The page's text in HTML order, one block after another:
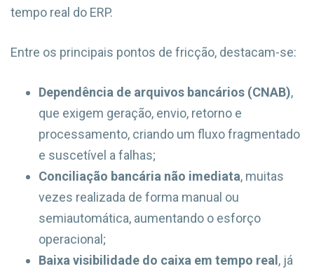
tempo real do ERP.
Entre os principais pontos de fricção, destacam-se:
Dependência de arquivos bancários (CNAB),
que exigem geração, envio, retorno e
processamento, criando um fluxo fragmentado
e suscetível a falhas;
Conciliação bancária não imediata, muitas
vezes realizada de forma manual ou
semiautomática, aumentando o esforço
operacional;
Baixa visibilidade do caixa em tempo real , já